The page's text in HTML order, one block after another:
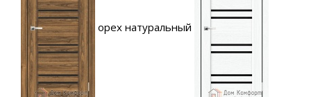
орех натуральный